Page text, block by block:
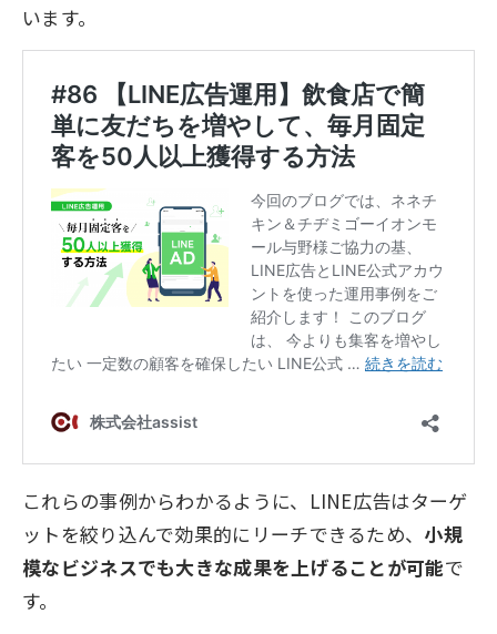
います。
これらの事例からわかるように、LINE広告はターゲ
ットを絞り込んで効果的にリーチできるため、 小規
模なビジネスでも大きな成果を上げることが可能で
す。